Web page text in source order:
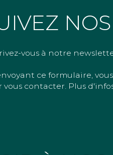
vous à notre
ce formulaire,
vous contacter. Plus